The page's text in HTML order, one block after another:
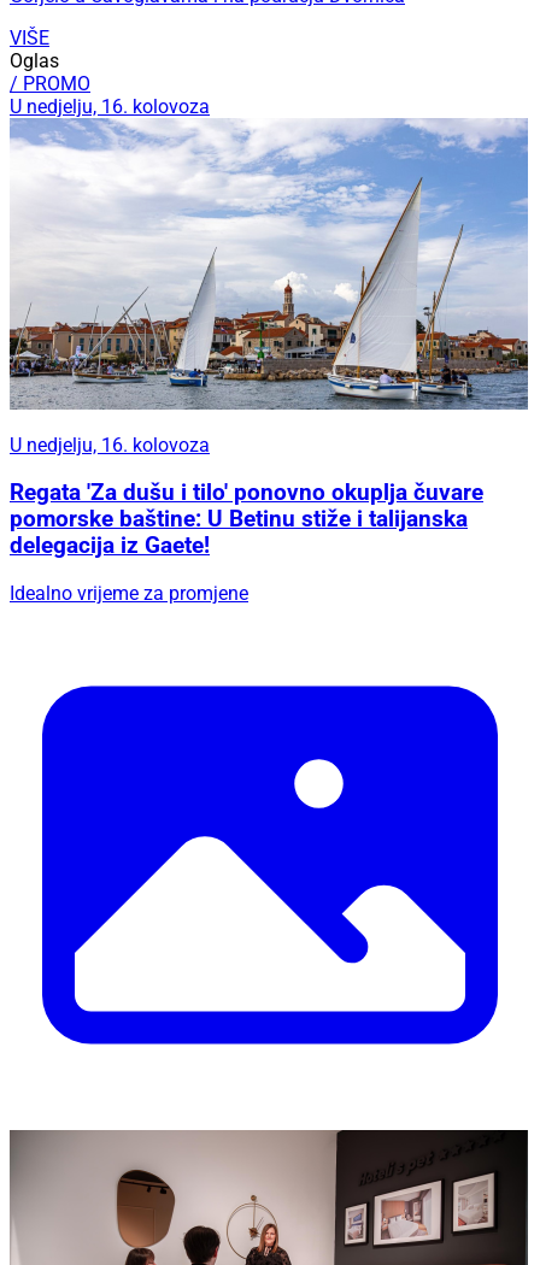
VIŠE
Oglas
/ PROMO
U nedjelju, 16. kolovoza
U nedjelju, 16. kolovoza
Regata 'Za dušu i tilo' ponovno okuplja čuvare
pomorske baštine: U Betinu stiže i talijanska
delegacija iz Gaete!
Idealno vrijeme za promjene